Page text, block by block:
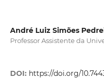
André Luiz Simões
Professor Assistente da
DOI: https://doi.org/